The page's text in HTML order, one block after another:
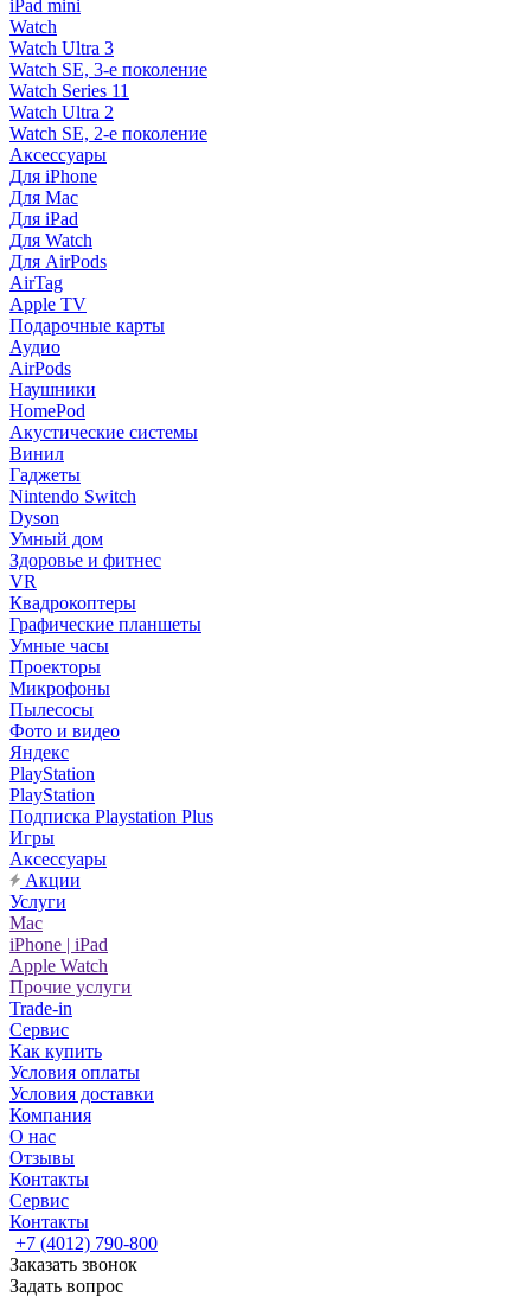
iPad mini
Watch
Watch Ultra 3
Watch SE, 3-е поколение
Watch Series 11
Watch Ultra 2
Watch SE, 2-е поколение
Аксессуары
Для iPhone
Для Mac
Для iPad
Для Watch
Для AirPods
AirTag
Apple TV
Подарочные карты
Аудио
AirPods
Наушники
HomePod
Акустические системы
Винил
Гаджеты
Nintendo Switch
Dyson
Умный дом
Здоровье и фитнес
VR
Квадрокоптеры
Графические планшеты
Умные часы
Проекторы
Микрофоны
Пылесосы
Фото и видео
Яндекс
PlayStation
PlayStation
Подписка Playstation Plus
Игры
Аксессуары
Акции
Услуги
Mac
iPhone | iPad
Apple Watch
Прочие услуги
Trade-in
Сервис
Как купить
Условия оплаты
Условия доставки
Компания
О нас
Отзывы
Контакты
Сервис
Контакты
+7 (4012) 790-800
Заказать звонок
Задать вопрос